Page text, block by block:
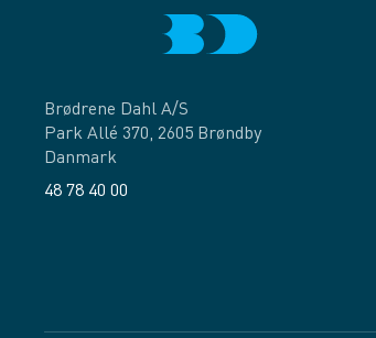
Brødrene Dahl A/S
Park Allé 370, 2605 Brøndby
Danmark
48 78 40 00